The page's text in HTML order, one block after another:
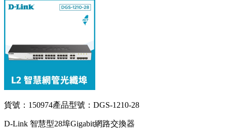
貨號：150974產品型號：DGS-1210-28
D-Link 智慧型28埠Gigabit網路交換器